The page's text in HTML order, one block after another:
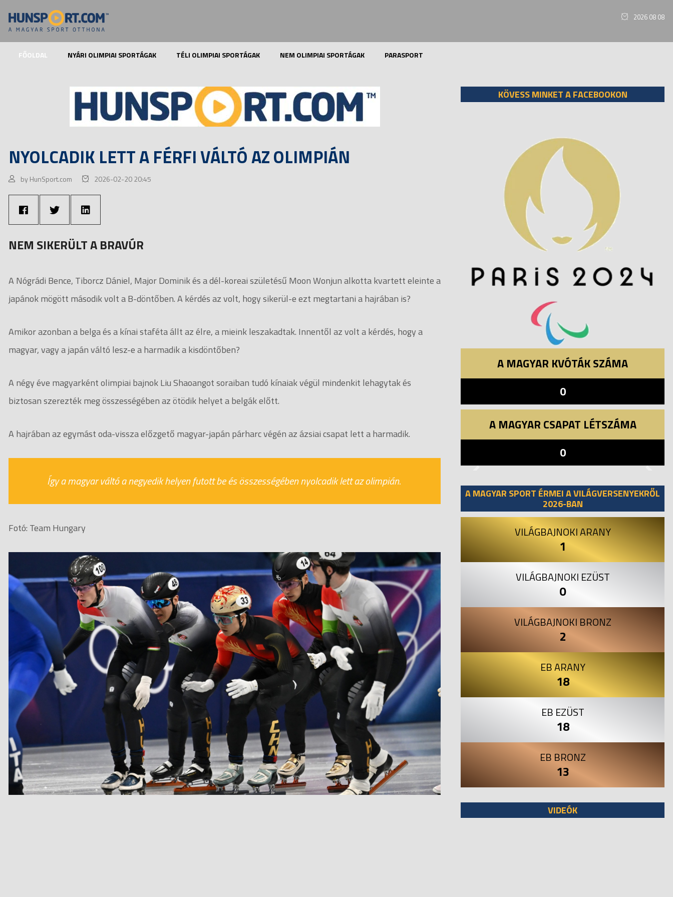
2026 08 08
FŐOLDAL NYÁRI OLIMPIAI SPORTÁGAK TÉLI OLIMPIAI SPORTÁGAK NEM OLIMPIAI SPORTÁGAK PARASPORT
NYOLCADIK LETT A FÉRFI VÁLTÓ AZ OLIMPIÁN
by HunSport.com 2026-02-20 20:45
NEM SIKERÜLT A BRAVÚR
A Nógrádi Bence, Tiborcz Dániel, Major Dominik és a dél-koreai születésű Moon Wonjun alkotta kvartett eleinte a
japánok mögött második volt a B-döntőben. A kérdés az volt, hogy sikerül-e ezt megtartani a hajrában is?
Amikor azonban a belga és a kínai staféta állt az élre, a mieink leszakadtak. Innentől az volt a kérdés, hogy a
magyar, vagy a japán váltó lesz-e a harmadik a kisdöntőben?
A négy éve magyarként olimpiai bajnok Liu Shaoangot soraiban tudó kínaiak végül mindenkit lehagytak és
biztosan szerezték meg összességében az ötödik helyet a belgák előtt.
A hajrában az egymást oda-vissza előzgető magyar-japán párharc végén az ázsiai csapat lett a harmadik.
Így a magyar váltó a negyedik helyen futott be és összességében nyolcadik lett az olimpián.
Fotó: Team Hungary
KÖVESS MINKET A FACEBOOKON
A MAGYAR KVÓTÁK SZÁMA
0
A MAGYAR CSAPAT LÉTSZÁMA
0
A MAGYAR SPORT ÉRMEI A VILÁGVERSENYEKRŐL
2026-BAN
VILÁGBAJNOKI ARANY
1
VILÁGBAJNOKI EZÜST
0
VILÁGBAJNOKI BRONZ
2
EB ARANY
18
EB EZÜST
18
EB BRONZ
13
VIDEÓK